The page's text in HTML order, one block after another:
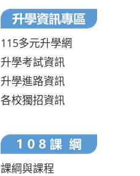
115多元升學網
升學考試資訊
升學進路資訊
各校獨招資訊
課綱與課程